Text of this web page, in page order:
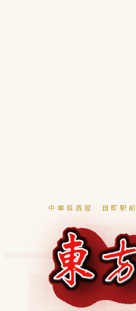
中華居酒屋 田町駅前